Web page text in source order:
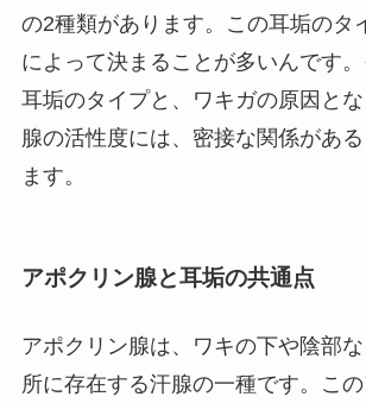
の2種類があります。この耳垢のタ
によって決まることが多いんです
耳垢のタイプと、ワキガの原因と
腺の活性度には、密接な関係があ
ます。
アポクリン腺と耳垢の共通点
アポクリン腺は、ワキの下や陰部
所に存在する汗腺の一種です。こ